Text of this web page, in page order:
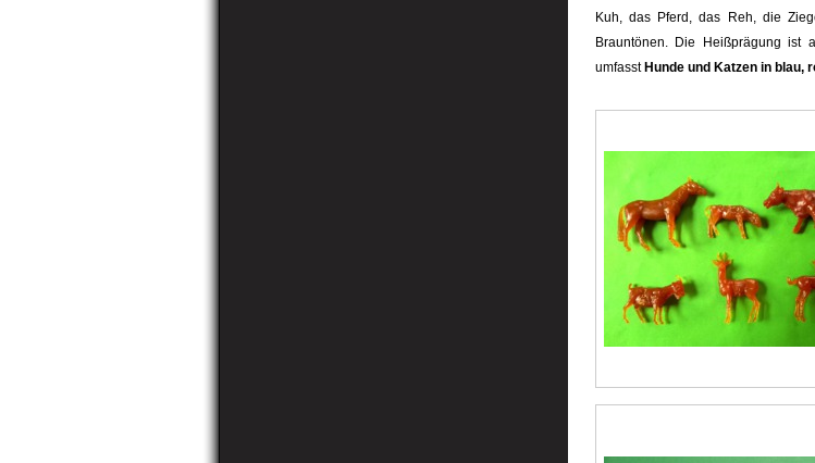
Kuh, das Pferd, das Reh, die
Brauntönen. Die Heißprägung ist
umfasst Hunde und Katzen in blau,